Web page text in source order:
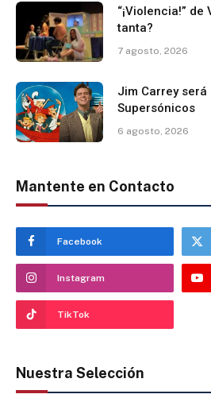
“¡Violencia!”
tanta?
7 agosto, 2026
Jim Carrey
Supersónicos
6 agosto, 2026
Mantente en Contacto
Facebook
Instagram
TikTok
Nuestra Selección